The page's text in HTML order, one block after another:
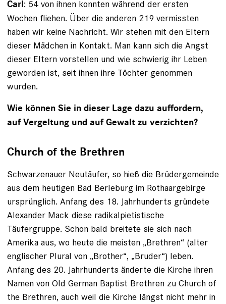
Carl: 54 von ihnen konnten während der ersten
Wochen fliehen. Über die anderen 219 vermissten
haben wir keine Nachricht. Wir stehen mit den Eltern
dieser Mädchen in Kontakt. Man kann sich die Angst
dieser Eltern vorstellen und wie schwierig ihr Leben
geworden ist, seit ihnen ihre Töchter genommen
wurden.
Wie können Sie in dieser Lage dazu auffordern,
auf Vergeltung und auf Gewalt zu verzichten?
Church of the Brethren
Schwarzenauer Neutäufer, so hieß die Brüdergemeinde
aus dem heutigen Bad Berleburg im Rothaargebirge
ursprünglich. Anfang des 18. Jahrhunderts gründete
Alexander Mack diese radikal­pietistische
Täufergruppe. Schon bald breitete sie sich nach
Amerika aus, wo heute die meisten „Brethren“ (alter
englischer Plural von „Brother“, „Bruder“) leben.
Anfang des 20. Jahrhunderts änderte die Kirche ihren
Namen von Old German Baptist ­Brethren zu Church of
the Brethren, auch weil die Kirche längst nicht mehr in